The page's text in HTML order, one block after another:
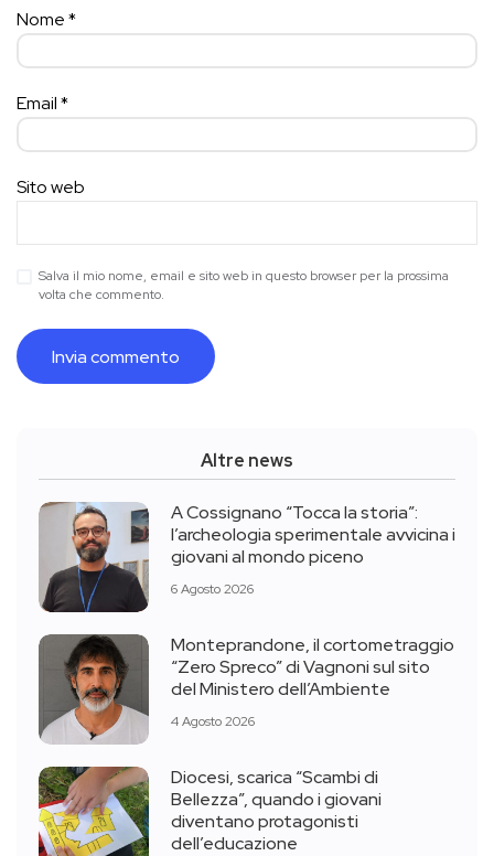
Nome*
Email*
Sito web
Salva il mio nome, email e sito web in questo browser per la prossima
volta che commento.
Altre news
A Cossignano “Tocca la storia”:
l’archeologia sperimentale avvicina i
giovani al mondo piceno
6 Agosto 2026
Monteprandone, il cortometraggio
“Zero Spreco” di Vagnoni sul sito
del Ministero dell’Ambiente
4 Agosto 2026
Diocesi, scarica “Scambi di
Bellezza”, quando i giovani
diventano protagonisti
dell’educazione